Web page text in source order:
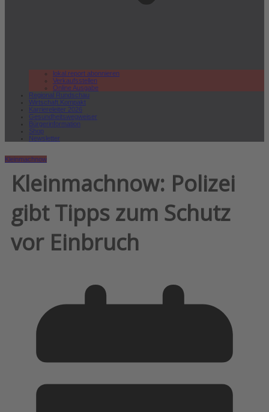
lokal.report abonnieren
Verkaufsstellen
Online Ausgabe
Regional Rundschau
Wirtschaft.Kompakt
Karriereleiter 2026
Gesundheitswegweiser
Bürgerinformation
Shop
Newsletter
Kleinmachnow
Kleinmachnow: Polizei
gibt Tipps zum Schutz
vor Einbruch